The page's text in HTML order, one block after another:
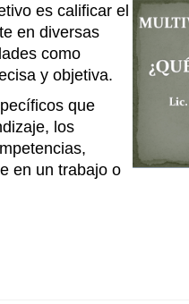
es calificar el
en diversas
como
y objetiva.
que
los
en un trabajo o